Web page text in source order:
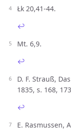
Łk 20,41-44.
↩︎
Mt. 6,9.
↩︎
D. F. Strauß,
1835, s. 168,
↩︎
E. Rasmussen,